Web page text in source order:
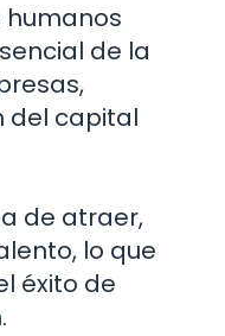
humanos
de la
del capital
de atraer,
lo que
éxito de